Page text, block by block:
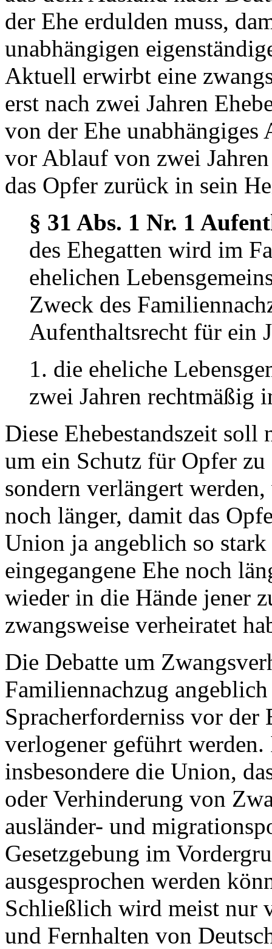
der Ehe erdulden muss,
unabhängigen
Aktuell erwirbt eine
erst nach zwei Jahren
von der Ehe
vor Ablauf von zwei
das Opfer zurück in sein
§ 31 Abs. 1 Nr. 1
des Ehegatten wird im
ehelichen
Zweck des
Aufenthaltsrecht für ein
1. die eheliche
zwei Jahren rechtmäßig
Diese Ehebestandszeit
um ein Schutz für Opfer
sondern verlängert
noch länger, damit das
Union ja angeblich so
eingegangene Ehe noch
wieder in die Hände jener
zwangsweise verheiratet
Die Debatte um
Familiennachzug
Spracherforderniss vor
verlogener geführt
insbesondere die Union,
oder Verhinderung von
ausländer- und
Gesetzgebung im
ausgesprochen werden
Schließlich wird meist nur
und Fernhalten von